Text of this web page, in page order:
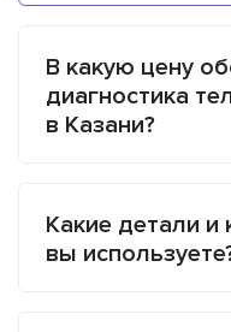
В какую цену
диагностика
в Казани?
Какие детали
вы